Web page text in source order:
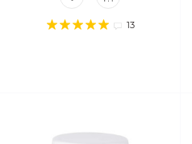
13